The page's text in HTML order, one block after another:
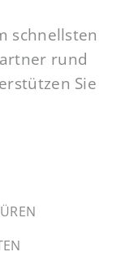
schnellsten
rund
Sie